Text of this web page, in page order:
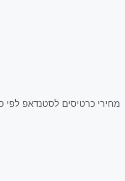
מחירי כרטיסים לסטנדאפ לפי